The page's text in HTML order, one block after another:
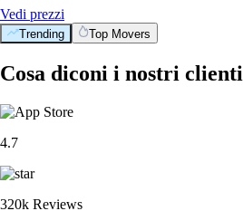
Vedi prezzi
Trending Top Movers
Cosa diconi i nostri clienti
4.7
320k Reviews